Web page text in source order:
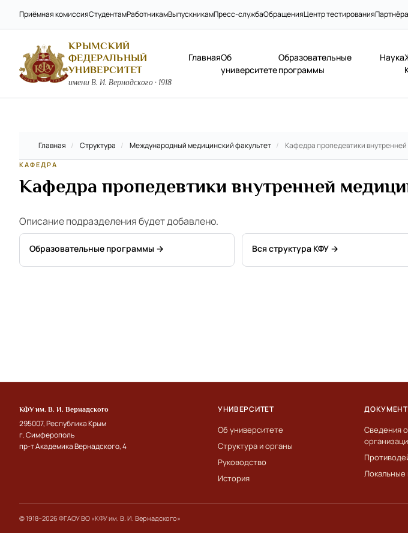
Приёмная комиссияСтудентамРаботникамВыпускникамПресс-службаОбращенияЦентр тестирования
КРЫМСКИЙ
ФЕДЕРАЛЬНЫЙ
УНИВЕРСИТЕТ
имени В. И. Вернадского · 1918
ГлавнаяОб
университете
Образовательные
программы
Наука
Главная / Структура / Международный медицинский факультет / Кафедра пропедевтики
КАФЕДРА
Кафедра пропедевтики внутренней
Описание подразделения будет добавлено.
Образовательные программы → Вся структура КФУ →
КФУ им. В. И. Вернадского
295007, Республика Крым
г. Симферополь
пр-т Академика Вернадского, 4
УНИВЕРСИТЕТ
Об университете
Структура и органы
Руководство
История
Сведения
Локальные
© 1918–2026 ФГАОУ ВО «КФУ им. В. И. Вернадского»